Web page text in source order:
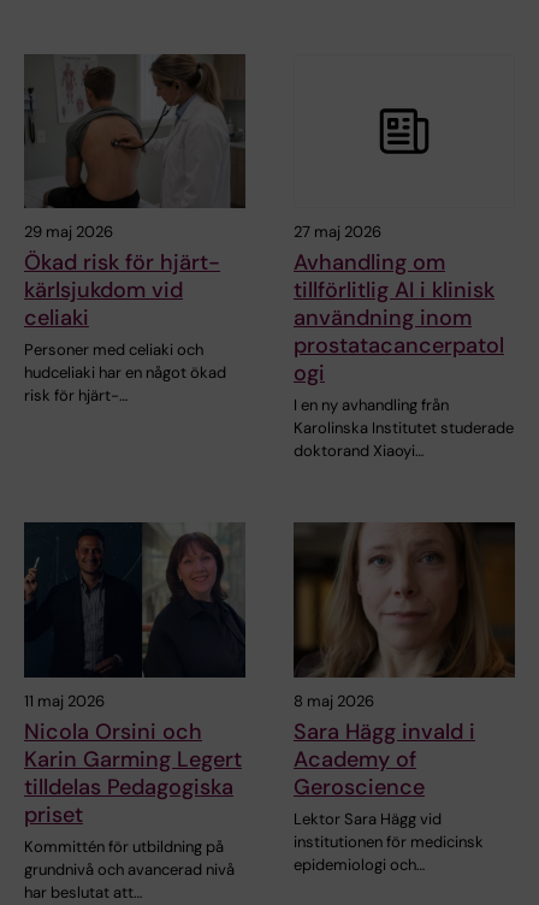
29 maj 2026
Ökad risk för hjärt-
kärlsjukdom vid
celiaki
Personer med celiaki och
hudceliaki har en något ökad
risk för hjärt-…
27 maj 2026
Avhandling om
tillförlitlig AI i klinisk
användning inom
prostatacancerpatol
ogi
I en ny avhandling från
Karolinska Institutet studerade
doktorand Xiaoyi…
11 maj 2026
Nicola Orsini och
Karin Garming Legert
tilldelas Pedagogiska
priset
Kommittén för utbildning på
grundnivå och avancerad nivå
har beslutat att…
8 maj 2026
Sara Hägg invald i
Academy of
Geroscience
Lektor Sara Hägg vid
institutionen för medicinsk
epidemiologi och…